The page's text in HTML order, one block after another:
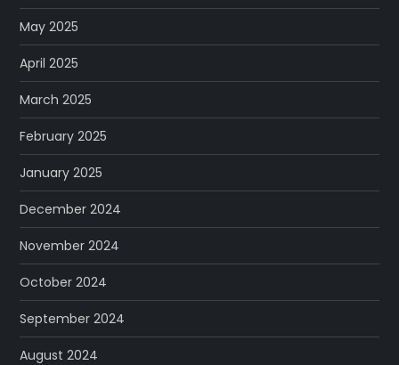
May 2025
April 2025
March 2025
February 2025
January 2025
December 2024
November 2024
October 2024
September 2024
August 2024